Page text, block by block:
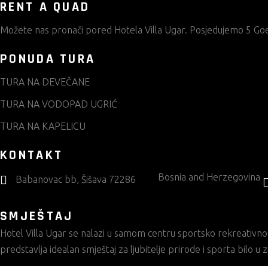
RENT A QUAD
Možete nas pronači pored Hotela Villa Ugar. Posjedujemo 5
PONUDA TURA
TURA NA DEVEČANE
TURA NA VODOPAD UGRIĆ
TURA NA KAPELICU
KONTAKT
Babanovac bb, Šišava 72286 Bosnia and Herzegovina
SMJEŠTAJ
Hotel Villa Ugar se nalazi u samom centru sportsko
predstavlja idealan smještaj za ljubitelje prirode i sporta bilo u